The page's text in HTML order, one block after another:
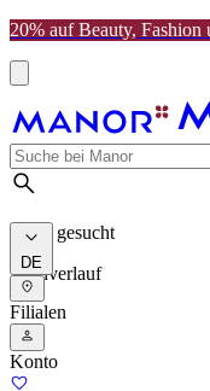
20% auf Beauty,
Meist gesucht
Suchverlauf
DE
Filialen
Konto